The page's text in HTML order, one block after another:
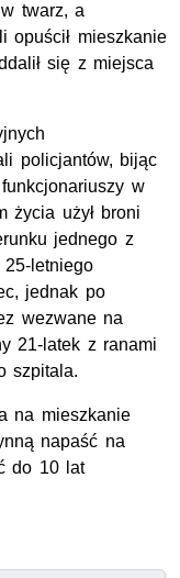
twarz, a
opuścił mieszkanie
się z miejsca
policjantów, bijąc
w
życia użył broni
jednego z
letniego
jednak po
wezwane na
21-latek z ranami
szpitala.
na mieszkanie
napaść na
do 10 lat